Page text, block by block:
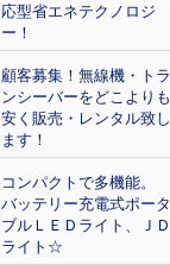
応型省エネテクノロジ
ー！
顧客募集！無線機・トラ
ンシーバーをどこよりも
安く販売・レンタル致し
ます！
コンパクトで多機能。
バッテリー充電式ポータ
ブルＬＥＤライト、ＪＤ
ライト☆